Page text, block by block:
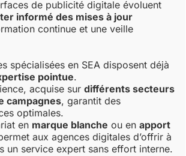
de publicité digitale évoluent
informé des mises à jour
continue et une veille
spécialisées en SEA disposent déjà
pointue.
acquise surdifférents secteurs
campagnes, garantit des
optimales.
en marque blanche ou enapport
aux agences digitales d’offrir à
un service expert sans effort interne.